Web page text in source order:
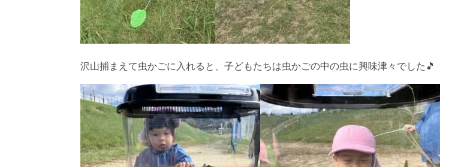
沢山捕まえて虫かごに入れると、子どもたちは虫かごの中の虫に興味津々でした🎵